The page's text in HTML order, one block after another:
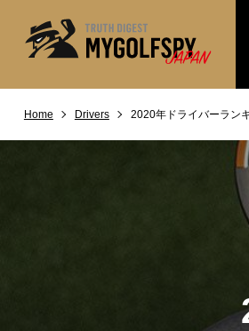
Home Drivers 2020年ドライバーラン
MOST WANTED
ゴルフ上達・実践テクニ